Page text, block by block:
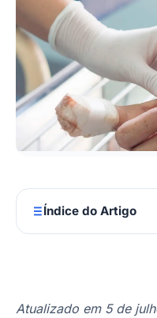
Índice do Artigo
Atualizado em 5 de